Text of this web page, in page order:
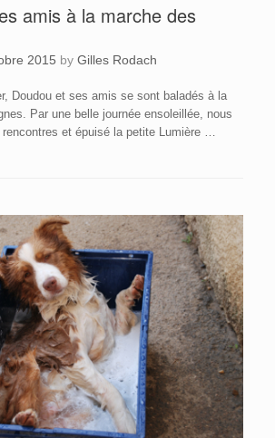
amis à la marche des
2015 by Gilles Rodach
Doudou et ses amis se sont baladés à la
Par une belle journée ensoleillée, nous
et épuisé la petite Lumière …